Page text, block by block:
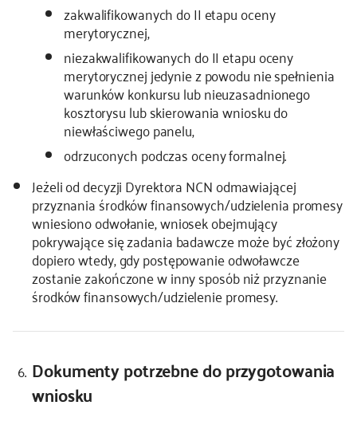
zakwalifikowanych do II etapu oceny
merytorycznej,
niezakwalifikowanych do II etapu oceny
merytorycznej jedynie z powodu nie spełnienia
warunków konkursu lub nieuzasadnionego
kosztorysu lub skierowania wniosku do
niewłaściwego panelu,
odrzuconych podczas oceny formalnej.
Jeżeli od decyzji Dyrektora NCN odmawiającej
przyznania środków finansowych/udzielenia promesy
wniesiono odwołanie, wniosek obejmujący
pokrywające się zadania badawcze może być złożony
dopiero wtedy, gdy postępowanie odwoławcze
zostanie zakończone w inny sposób niż przyznanie
środków finansowych/udzielenie promesy.
Dokumenty potrzebne do przygotowania
wniosku